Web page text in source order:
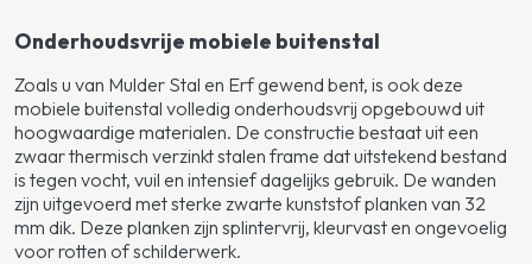
Onderhoudsvrije mobiele buitenstal
Zoals u van Mulder Stal en Erf gewend bent, is ook deze
mobiele buitenstal volledig onderhoudsvrij opgebouwd uit
hoogwaardige materialen. De constructie bestaat uit een
zwaar thermisch verzinkt stalen frame dat uitstekend bestand
is tegen vocht, vuil en intensief dagelijks gebruik. De wanden
zijn uitgevoerd met sterke zwarte kunststof planken van 32
mm dik. Deze planken zijn splintervrij, kleurvast en ongevoelig
voor rotten of schilderwerk.